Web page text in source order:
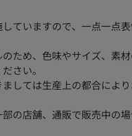
ていますので、一点一点
ため、色味やサイズ、素
さい。
しては生産上の都合によ
の店舗、通販で販売中の場